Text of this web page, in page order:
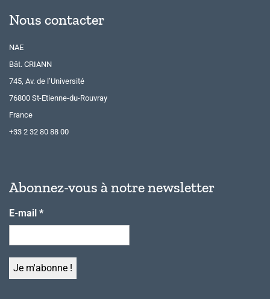
Nous contacter
NAE
Bât. CRIANN
745, Av. de l’Université
76800 St-Etienne-du-Rouvray
France
+33 2 32 80 88 00
Abonnez-vous à notre newsletter
E-mail *